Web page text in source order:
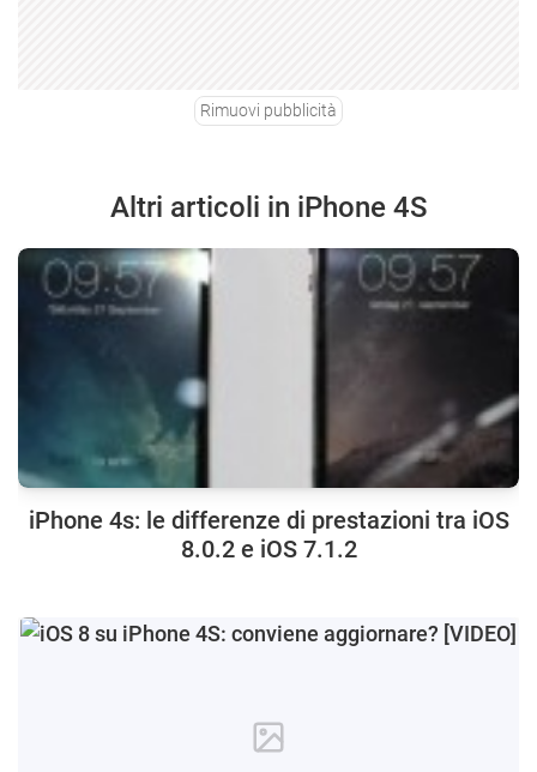
Rimuovi pubblicità
Altri articoli in iPhone 4S
iPhone 4s: le differenze di prestazioni tra iOS
8.0.2 e iOS 7.1.2